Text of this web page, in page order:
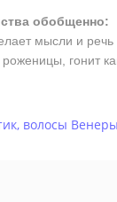
обобщенно:
мысли и речь
гонит
, волосы Венеры